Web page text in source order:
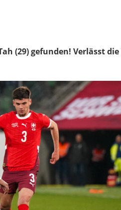
(29) gefunden! Verlässt